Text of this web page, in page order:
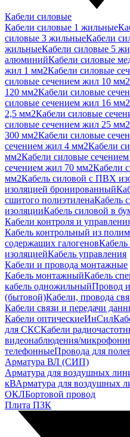
Кабели силовые
Кабели силовые 1 жильные
силовые 3 жильныеКабели
жильныеКабели силовые 5
алюминийКабели силовые
жил 1 мм2Кабели силовые
силовые сечением жил 10 мм2
120 мм2Кабели силовые
силовые сечением жил 16 мм2
2,5 мм2Кабели силовые
силовые сечением жил 25 мм2
300 мм2Кабели силовые
сечением жил 4 мм2Кабели
мм2Кабели силовые
сечением жил 70 мм2Кабели
мм2Кабель силовой с ПВХ
изоляцией бронированный
сшитого полиэтиленаКабель
изоляцииКабель силовой в
Кабели контроля и
Кабель контрольный из
содержащих галогенов
изоляциейКабель управления
Кабели и провода монтажные
Кабель монтажныйКабель
кабель одножильныйПровод
(бытовой)Кабели, провода
Кабели связи и передачи
Кабели оптическиеИнСил
для СКСКабели
видеонаблюдения/
телефонныеПровода для
Арматура ВЛ (СИП)
Арматура для воздушных
кВАрматура для воздушных
ОКЛБортовой провод
Плита ПЗК